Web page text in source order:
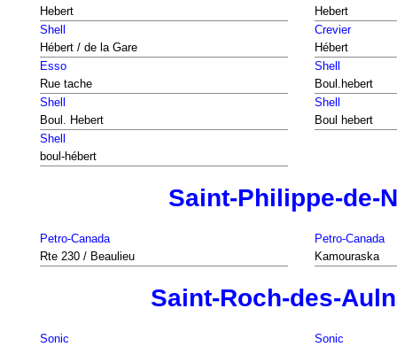
Hebert
Hebert
Shell
Hébert / de la Gare
Crevier
Hébert
Esso
Rue tache
Shell
Boul.hebert
Shell
Boul. Hebert
Shell
Boul hebert
Shell
boul-hébert
Saint-Philippe-de-
Petro-Canada
Rte 230 / Beaulieu
Petro-Canada
Kamouraska
Saint-Roch-des-
Sonic
Sonic